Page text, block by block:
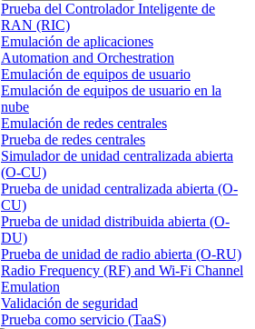
Prueba del Controlador Inteligente de
RAN (RIC)
Emulación de aplicaciones
Automation and Orchestration
Emulación de equipos de usuario
Emulación de equipos de usuario en la
nube
Emulación de redes centrales
Prueba de redes centrales
Simulador de unidad centralizada abierta
(O-CU)
Prueba de unidad centralizada abierta (O-
CU)
Prueba de unidad distribuida abierta (O-
DU)
Prueba de unidad de radio abierta (O-RU)
Radio Frequency (RF) and Wi-Fi Channel
Emulation
Validación de seguridad
Prueba como servicio (TaaS)